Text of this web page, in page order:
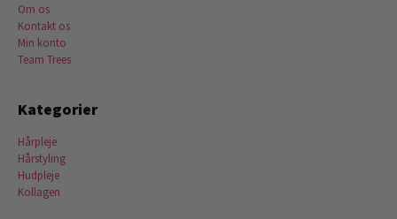
Om os
Kontakt os
Min konto
Team Trees
Kategorier
Hårpleje
Hårstyling
Hudpleje
Kollagen